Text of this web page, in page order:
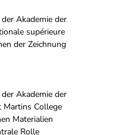
Akademie der
supérieure
der Zeichnung
Akademie der
Martins College
Materialien
Rolle